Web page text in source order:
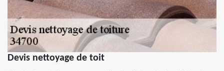
Devis nettoyage de toit